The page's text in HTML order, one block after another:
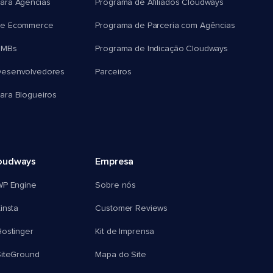
Agências
Ecommerce
Blogueiros
Programa de Afiliados Cloudways
Programa de Parceria com Agências
Programa de Indicação Cloudways
Parceiros
Engine
Empresa
Sobre nós
Customer Reviews
Kit de Imprensa
Mapa do Site